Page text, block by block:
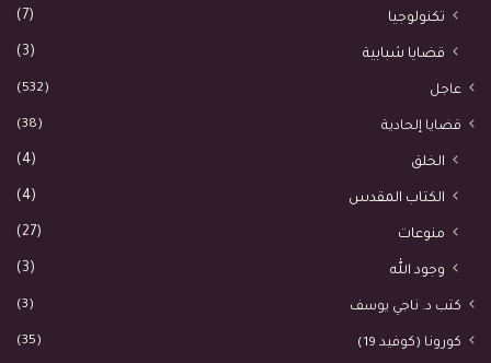
تكنولوجيا (7)
قضايا شبابية (3)
عاجل (532)
قضايا إلحادية (38)
الخلق (4)
الكتاب المقدس (4)
منوعات (27)
وجود الله (3)
كتب د. ناجي يوسف (3)
كورونا (كوفيد 19) (35)